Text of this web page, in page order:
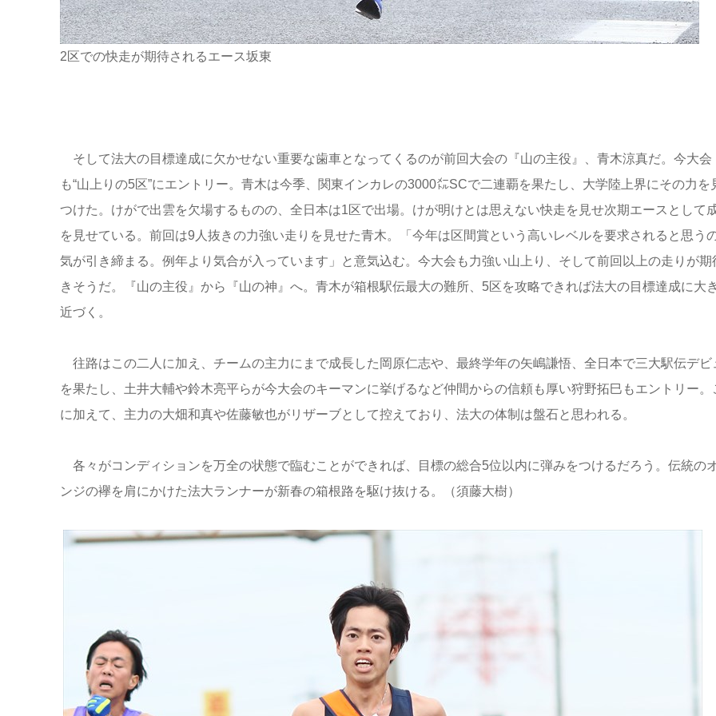
2区での快走が期待されるエース坂東
そして法大の目標達成に欠かせない重要な歯車となってくるのが前回大会の『山の主役』、青木涼真だ。今大会
も“山上りの5区”にエントリー。青木は今季、関東インカレの3000㍍SCで二連覇を果たし、大学陸上界にその力を
つけた。けがで出雲を欠場するものの、全日本は1区で出場。けが明けとは思えない快走を見せ次期エースとして
を見せている。前回は9人抜きの力強い走りを見せた青木。「今年は区間賞という高いレベルを要求されると思う
気が引き締まる。例年より気合が入っています」と意気込む。今大会も力強い山上り、そして前回以上の走りが期
きそうだ。『山の主役』から『山の神』へ。青木が箱根駅伝最大の難所、5区を攻略できれば法大の目標達成に大
近づく。
往路はこの二人に加え、チームの主力にまで成長した岡原仁志や、最終学年の矢嶋謙悟、全日本で三大駅伝デビ
を果たし、土井大輔や鈴木亮平らが今大会のキーマンに挙げるなど仲間からの信頼も厚い狩野拓巳もエントリー。
に加えて、主力の大畑和真や佐藤敏也がリザーブとして控えており、法大の体制は盤石と思われる。
各々がコンディションを万全の状態で臨むことができれば、目標の総合5位以内に弾みをつけるだろう。伝統の
ンジの襷を肩にかけた法大ランナーが新春の箱根路を駆け抜ける。（須藤大樹）